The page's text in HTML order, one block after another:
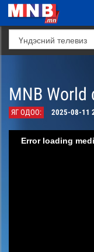
MNB World
ЯГ ОДОО: 2025-08-11
Error loading